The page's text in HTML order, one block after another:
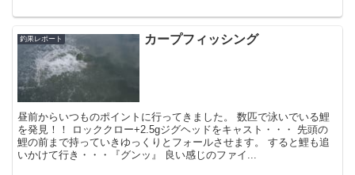
釣果レポート カープフィッシング
昼前からいつものポイントに行ってきました。 数匹で泳いでいる鯉
を発見！！ ロッククロー+2.5gジグヘッドをキャスト・・・ 先頭の
鯉の前まで持っていきゆっくりとフォールさせます。 すると鯉も追
いかけて行き・・・『グンッ』 良い感じのファイ...